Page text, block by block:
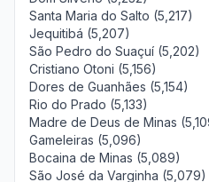
Santa Maria do Salto (5,217)
Jequitibá (5,207)
São Pedro do Suaçuí (5,202)
Cristiano Otoni (5,156)
Dores de Guanhães (5,154)
Rio do Prado (5,133)
Madre de Deus de Minas
Gameleiras (5,096)
Bocaina de Minas (5,089)
São José da Varginha (5,079)